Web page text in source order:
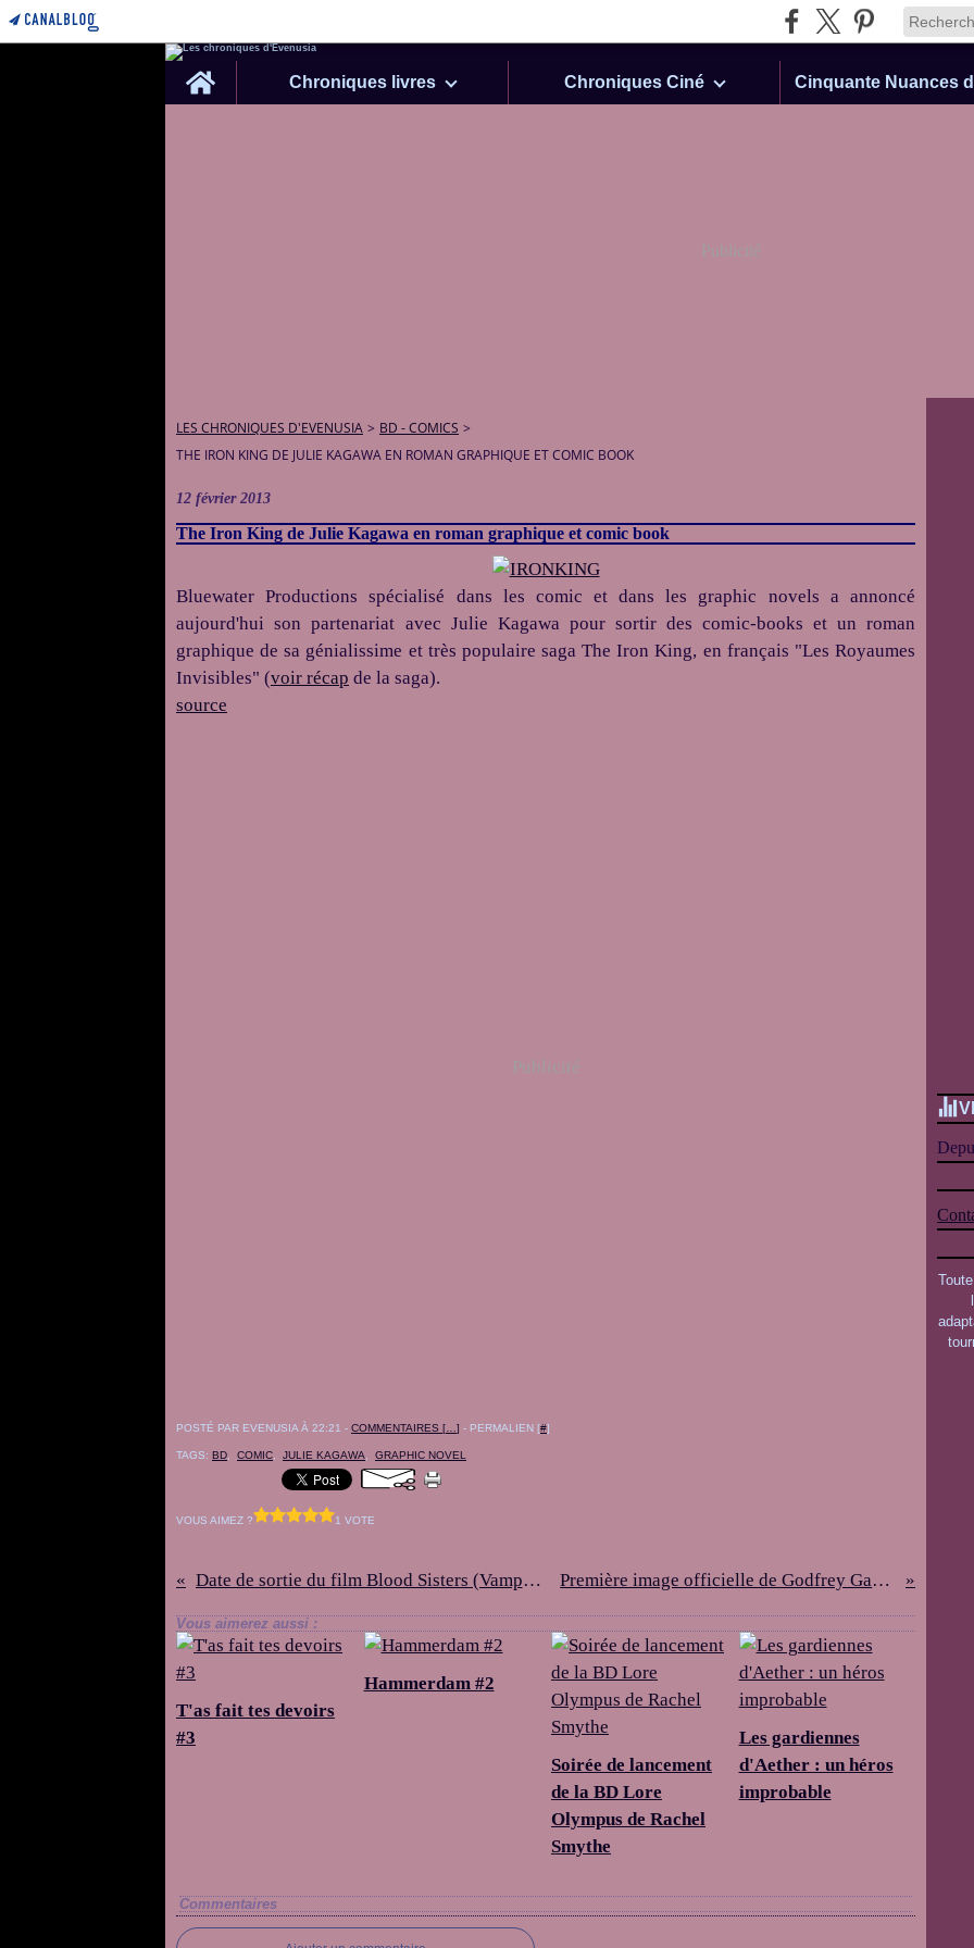
Home
Chroniques livres Chroniques Ciné
Publicité
LES CHRONIQUES D'EVENUSIA > BD - COMICS >
THE IRON KING DE JULIE KAGAWA EN ROMAN GRAPHIQUE ET COMIC BOOK
12 février 2013
The Iron King de Julie Kagawa en roman graphique et comic book
Bluewater Productions spécialisé dans les comic et dans les graphic novels a annoncé
aujourd'hui son partenariat avec Julie Kagawa pour sortir des comic-books et un roman
graphique de sa génialissime et très populaire saga The Iron King, en français "Les Royaumes
Invisibles" (voir récap de la saga).
source
Publicité
POSTÉ PAR EVENUSIA À 22:21 - COMMENTAIRES [ ] - PERMALIEN [#]
TAGS: BD COMIC JULIE KAGAWA GRAPHIC NOVEL
VOUS AIMEZ ? 1 VOTE
Date de sortie du film Blood Sisters (Vampire Academy) : 14 février 2014 Première image officielle de Godfrey Gao dans le rôle de Magnus Bane
Vous aimerez aussi :
T'as fait tes devoirs
#3
Hammerdam #2
Soirée de lancement
de la BD Lore
Olympus de Rachel
Smythe
Les gardiennes
d'Aether : un héros
improbable
Commentaires